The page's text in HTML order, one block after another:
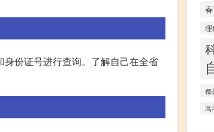
份证号进行查询。了解自己在全省
理
都
高